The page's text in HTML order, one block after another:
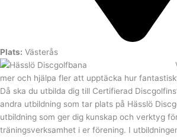
Plats: Västerås
mer och hjälpa fler att upptäcka hur
Då ska du utbilda dig till Certifierad
andra utbildning som tar plats på Hässlö
utbildning som ger dig kunskap och verktyg
träningsverksamhet i er förening. I